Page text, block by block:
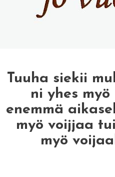
Tuuha siekii
ni yhes myö
enemmä
myö voijjaa
myö